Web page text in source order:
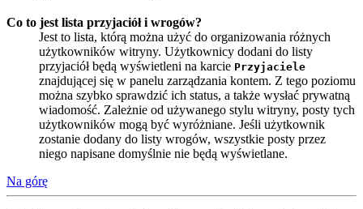
Co to jest lista przyjaciół i wrogów?
Jest to lista, którą można użyć do organizowania różnych
użytkowników witryny. Użytkownicy dodani do listy
przyjaciół będą wyświetleni na karcie Przyjaciele
znajdującej się w panelu zarządzania kontem. Z tego poziomu
można szybko sprawdzić ich status, a także wysłać prywatną
wiadomość. Zależnie od używanego stylu witryny, posty tych
użytkowników mogą być wyróżniane. Jeśli użytkownik
zostanie dodany do listy wrogów, wszystkie posty przez
niego napisane domyślnie nie będą wyświetlane.
Na górę